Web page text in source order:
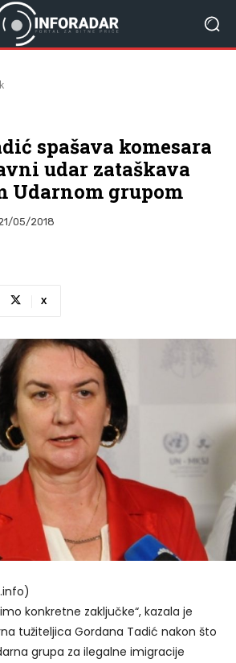
spašava komesara
udar zataškava
Udarnom grupom
05/2018
X
konkretne zaključke“, kazala je
tužiteljica Gordana Tadić nakon što
grupa za ilegalne imigracije